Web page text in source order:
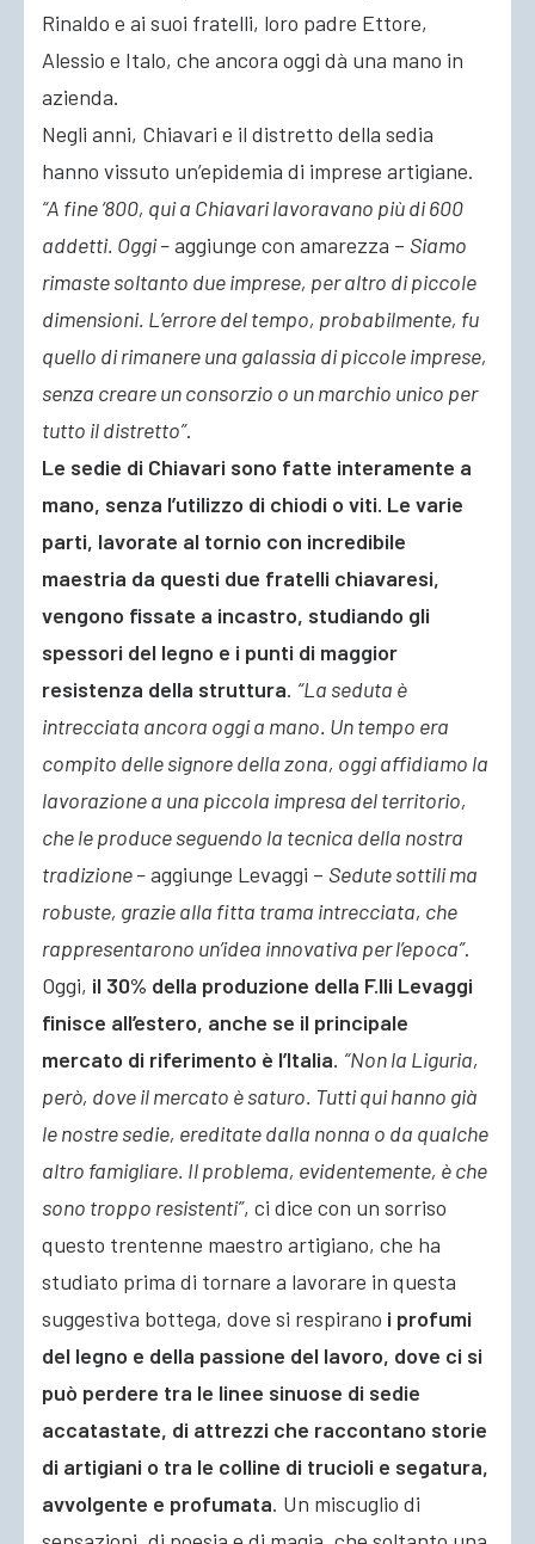
Rinaldo e ai suoi fratelli, loro padre Ettore,
Alessio e Italo, che ancora oggi dà una mano in
azienda.
Negli anni, Chiavari e il distretto della sedia
hanno vissuto un’epidemia di imprese artigiane.
“A fine ‘800, qui a Chiavari lavoravano più di 600
addetti. Oggi –aggiunge con amarezza – Siamo
rimaste soltanto due imprese, per altro di piccole
dimensioni. L’errore del tempo, probabilmente, fu
quello di rimanere una galassia di piccole imprese,
senza creare un consorzio o un marchio unico per
tutto il distretto”.
Le sedie di Chiavari sono fatte interamente a
mano, senza l’utilizzo di chiodi o viti. Le varie
parti, lavorate al tornio con incredibile
maestria da questi due fratelli chiavaresi,
vengono fissate a incastro, studiando gli
spessori del legno e i punti di maggior
resistenza della struttura. “La seduta è
intrecciata ancora oggi a mano. Un tempo era
compito delle signore della zona, oggi affidiamo la
lavorazione a una piccola impresa del territorio,
che le produce seguendo la tecnica della nostra
tradizione –aggiunge Levaggi – Sedute sottili ma
robuste, grazie alla fitta trama intrecciata, che
rappresentarono un’idea innovativa per l’epoca”.
Oggi, il 30% della produzione della F.lli Levaggi
finisce all’estero, anche se il principale
mercato di riferimento è l’Italia. “Non la Liguria,
però, dove il mercato è saturo. Tutti qui hanno già
le nostre sedie, ereditate dalla nonna o da qualche
altro famigliare. Il problema, evidentemente, è che
sono troppo resistenti”, ci dice con un sorriso
questo trentenne maestro artigiano, che ha
studiato prima di tornare a lavorare in questa
suggestiva bottega, dove si respirano i profumi
del legno e della passione del lavoro, dove ci si
può perdere tra le linee sinuose di sedie
accatastate, di attrezzi che raccontano storie
di artigiani o tra le colline di trucioli e segatura,
avvolgente e profumata. Un miscuglio di